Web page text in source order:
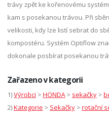
trávy zpět ke kořenovému
kam s posekanou trávou. Při
velikosti, kdy lze listí sebrat do
kompostéru. Systém Optiflow
dokonale posbírat posekanou
Zařazeno v kategorii
1)Výrobci > HONDA > sekačky >
2)Kategorie > Sekačky > rotační